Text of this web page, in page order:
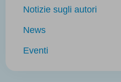
Notizie sugli autori
News
Eventi